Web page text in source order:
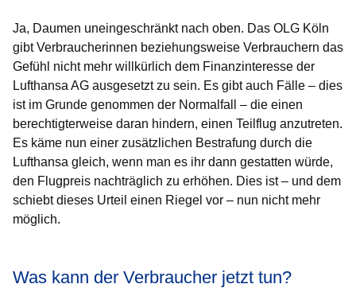
Ja, Daumen uneingeschränkt nach oben. Das OLG Köln
gibt Verbraucherinnen beziehungsweise Verbrauchern das
Gefühl nicht mehr willkürlich dem Finanzinteresse der
Lufthansa AG ausgesetzt zu sein. Es gibt auch Fälle – dies
ist im Grunde genommen der Normalfall – die einen
berechtigterweise daran hindern, einen Teilflug anzutreten.
Es käme nun einer zusätzlichen Bestrafung durch die
Lufthansa gleich, wenn man es ihr dann gestatten würde,
den Flugpreis nachträglich zu erhöhen. Dies ist – und dem
schiebt dieses Urteil einen Riegel vor – nun nicht mehr
möglich.
Was kann der Verbraucher jetzt tun?